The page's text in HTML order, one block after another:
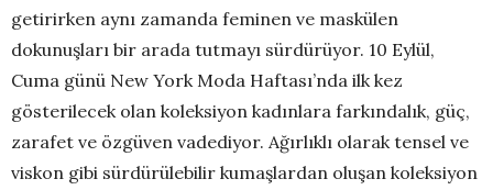
getirirken aynı zamanda feminen ve maskülen
dokunuşları bir arada tutmayı sürdürüyor. 10 Eylül,
Cuma günü New York Moda Haftası’nda ilk kez
gösterilecek olan koleksiyon kadınlara farkındalık, güç,
zarafet ve özgüven vadediyor. Ağırlıklı olarak tensel ve
viskon gibi sürdürülebilir kumaşlardan oluşan koleksiyon